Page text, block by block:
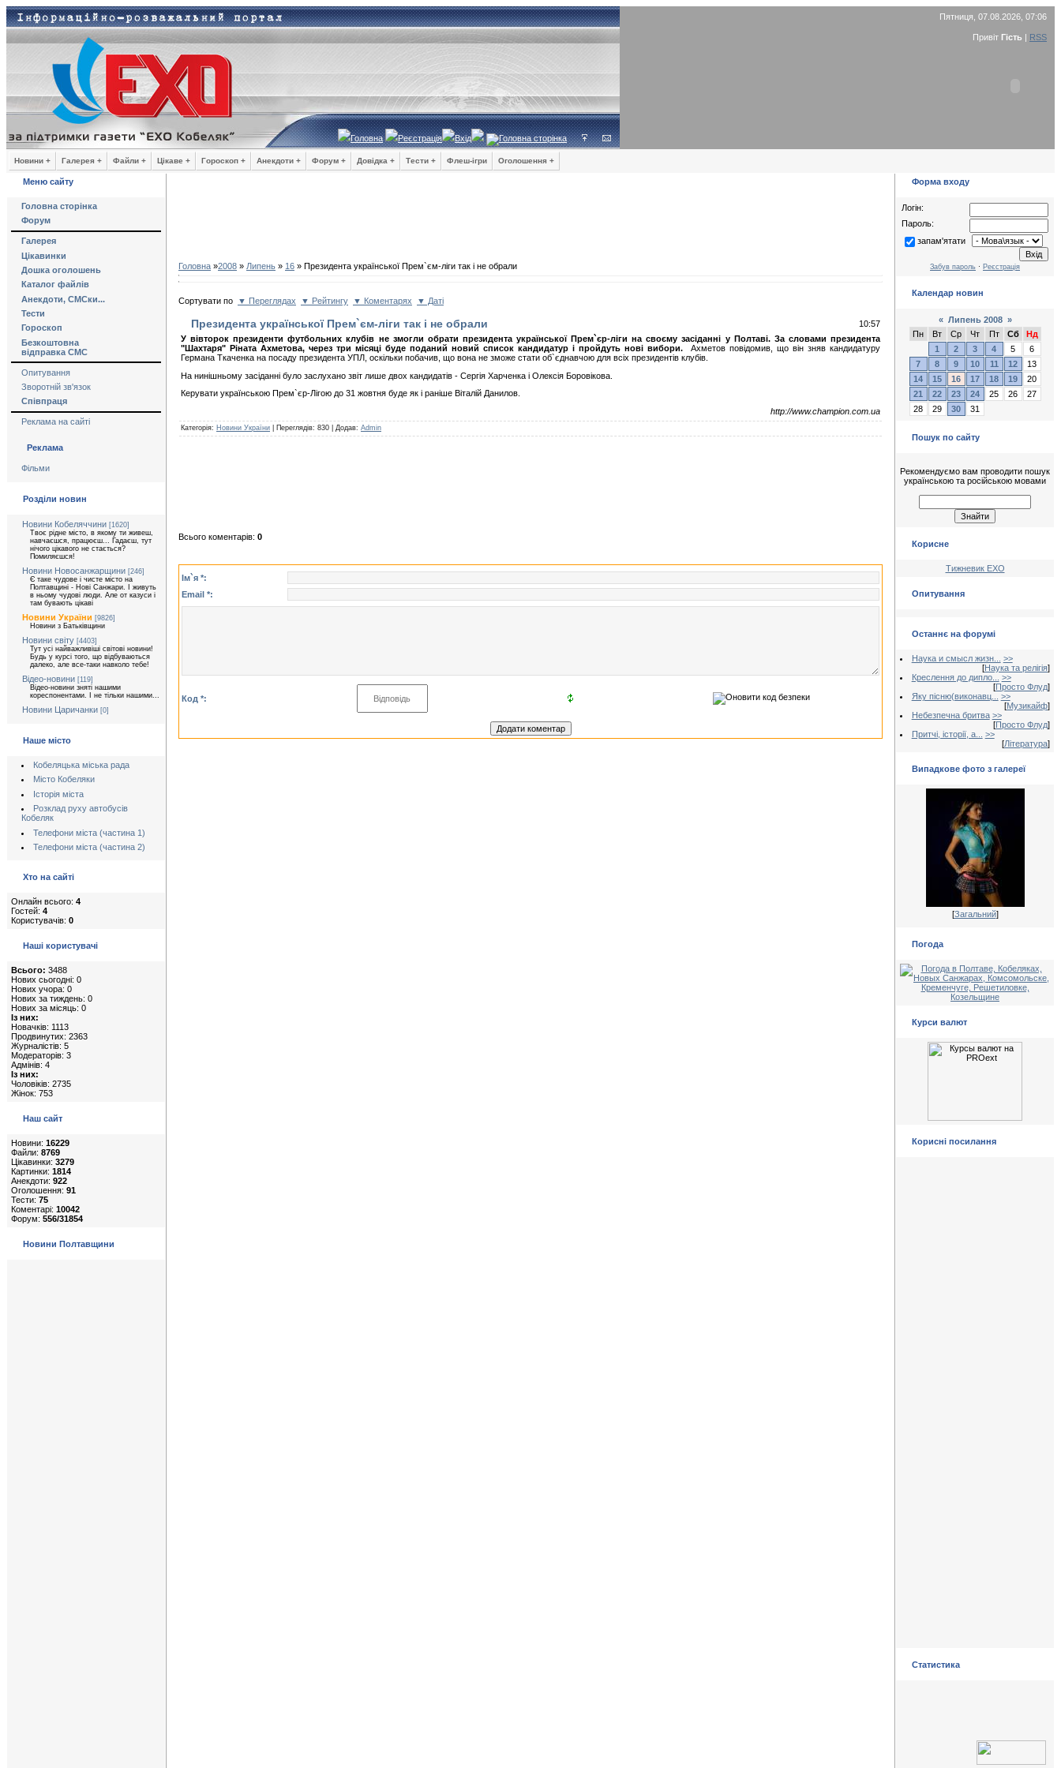
Пятниця, 07.08.2026, 07:06
Привіт Гість | RSS
Головна Реєстрація Вхід
Новини + Галерея + Файли + Цікаве + Гороскоп + Анекдоти + Форум + Довідка + Тести + Флеш-ігри Оголошення +
Меню сайту
Головна сторінка
Форум
Галерея
Цікавинки
Дошка оголошень
Каталог файлів
Анекдоти, СМСки...
Тести
Гороскоп
Безкоштовна
відправка СМС
Опитування
Зворотній зв'язок
Співпраця
Реклама на сайті
Реклама
Фільми
Розділи новин
Новини Кобеляччини [1620]
Твоє рідне місто, в якому ти живеш,
навчаєшся, працюєш... Гадаєш, тут
нічого цікавого не стається?
Помиляєшся!
Новини Новосанжарщини [246]
Є таке чудове і чисте місто на
Полтавщині - Нові Санжари. І живуть
в ньому чудові люди. Але от казуси і
там бувають цікаві
Новини України [9826]
Новини з Батьківщини
Новини світу [4403]
Тут усі найважливіші світові новини!
Будь у курсі того, що відбуваються
далеко, але все-таки навколо тебе!
Відео-новини [119]
Відео-новини зняті нашими
кореспонентами. І не тільки нашими...
Новини Царичанки [0]
Наше місто
Кобеляцька міська рада
Місто Кобеляки
Історія міста
Розклад руху автобусів
Кобеляк
Телефони міста (частина 1)
Телефони міста (частина 2)
Хто на сайті
Онлайн всього: 4
Гостей: 4
Користувачів: 0
Наші користувачі
Всього: 3488
Нових сьогодні: 0
Нових учора: 0
Нових за тиждень: 0
Нових за місяць: 0
Із них:
Новачків: 1113
Продвинутих: 2363
Журналістів: 5
Модераторів: 3
Адмінів: 4
Із них:
Чоловіків: 2735
Жінок: 753
Наш сайт
Новини: 16229
Файли: 8769
Цікавинки: 3279
Картинки: 1814
Анекдоти: 922
Оголошення: 91
Тести: 75
Коментарі: 10042
Форум: 556/31854
Новини Полтавщини
Головна »2008 » Липень » 16 » Президента української Прем`єм-ліги так і не обрали
Сортувати по ▼ Переглядах ▼ Рейтингу ▼ Коментарях ▼ Даті
Президента української Прем`єм-ліги так і не обрали
10:57
У вівторок президенти футбольних клубів не змогли обрати президента української Прем`єр-ліги на своєму засіданні у Полтаві. За словами президента
"Шахтаря" Ріната Ахметова, через три місяці буде поданий новий список кандидатур і пройдуть нові вибори. Ахметов повідомив, що він зняв кандидатуру
Германа Ткаченка на посаду президента УПЛ, оскільки побачив, що вона не зможе стати об`єднавчою для всіх президентів клубів.
На нинішньому засіданні було заслухано звіт лише двох кандидатів - Сергія Харченка і Олексія Боровікова.
Керувати українською Прем`єр-Лігою до 31 жовтня буде як і раніше Віталій Данилов.
http://www.champion.com.ua
Категорія: Новини України | Переглядів: 830 | Додав: Admin
Всього коментарів: 0
Ім`я *:
Email *:
Код *:
Форма входу
Логін:
Пароль:
запам'ятати
Забув пароль · Реєстрація
Календар новин
« Липень 2008 »
Пн
Вт Ср Чт Пт Сб
Нд
1
2 3 4 5
6
7
8 9 10 11 12
13
14
15 16 17 18 19
20
21
22 23 24 25 26
27
28
29 30 31
Пошук по сайту
Рекомендуємо вам проводити пошук
українською та російською мовами
Корисне
Тижневик ЕХО
Опитування
Останнє на форумі
Наука и смысл жизн...
>>
[Наука та релігія]
Креслення до дипло...
>>
[Просто Флуд]
Яку пісню(виконавц...
>>
[Музикайф]
Небезпечна бритва >>
[Просто Флуд]
Притчі, історії, а...
>>
[Література]
Випадкове фото з галереї
[Загальний]
Погода
Курси валют
Корисні посилання
Статистика